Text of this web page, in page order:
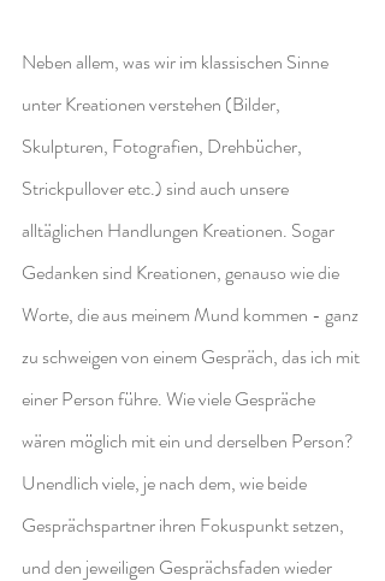
Neben allem, was wir im klassischen Sinne
unter Kreationen verstehen (Bilder,
Skulpturen, Fotografien, Drehbücher,
Strickpullover etc.) sind auch unsere
alltäglichen Handlungen Kreationen. Sogar
Gedanken sind Kreationen, genauso wie die
Worte, die aus meinem Mund kommen - ganz
zu schweigen von einem Gespräch, das ich mit
einer Person führe. Wie viele Gespräche
wären möglich mit ein und derselben Person?
Unendlich viele, je nach dem, wie beide
Gesprächspartner ihren Fokuspunkt setzen,
und den jeweiligen Gesprächsfaden wieder